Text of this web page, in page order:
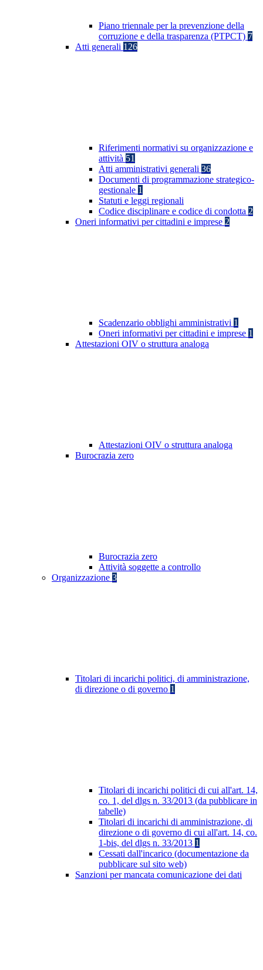
Piano triennale per la prevenzione della
corruzione e della trasparenza (PTPCT) 7
Atti generali 126
Riferimenti normativi su organizzazione e
attività 51
Atti amministrativi generali 36
Documenti di programmazione strategico-
gestionale 1
Statuti e leggi regionali
Codice disciplinare e codice di condotta 2
Oneri informativi per cittadini e imprese 2
Scadenzario obblighi amministrativi 1
Oneri informativi per cittadini e imprese 1
Attestazioni OIV o struttura analoga
Attestazioni OIV o struttura analoga
Burocrazia zero
Burocrazia zero
Attività soggette a controllo
Organizzazione 3
Titolari di incarichi politici, di amministrazione,
di direzione o di governo 1
Titolari di incarichi politici di cui all'art. 14,
co. 1, del dlgs n. 33/2013 (da pubblicare in
tabelle)
Titolari di incarichi di amministrazione, di
direzione o di governo di cui all'art. 14, co.
1-bis, del dlgs n. 33/2013 1
Cessati dall'incarico (documentazione da
pubblicare sul sito web)
Sanzioni per mancata comunicazione dei dati